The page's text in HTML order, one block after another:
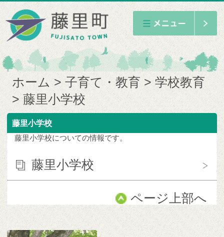
ホーム 子育て・教育
学校教育
藤里小学校
藤里小学校
藤里小学校についての情報です。
藤里小学校
ページ上部へ